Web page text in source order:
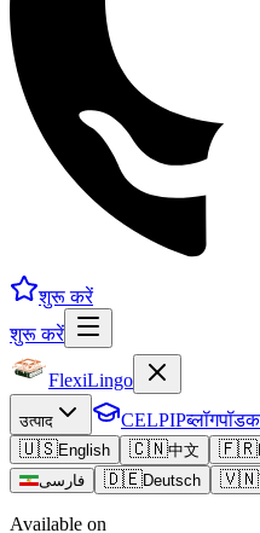
शुरू करें
शुरू करें
FlexiLingo
उत्पाद CELPIPब्लॉग
🇺🇸English 🇨🇳中文 🇫🇷
فارسی
🇩🇪Deutsch 🇻🇳
Available on